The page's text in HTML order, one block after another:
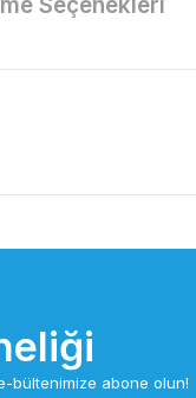
bültenimize abone olun!